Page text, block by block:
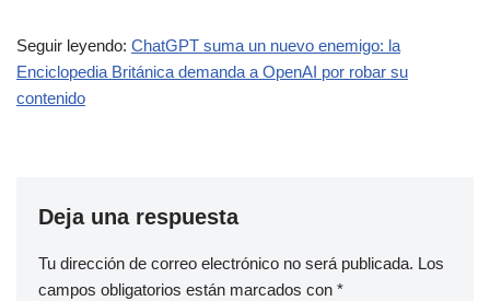
Seguir leyendo: ChatGPT suma un nuevo enemigo: la
Enciclopedia Británica demanda a OpenAI por robar su
contenido
Deja una respuesta
Tu dirección de correo electrónico no será publicada. Los
campos obligatorios están marcados con *